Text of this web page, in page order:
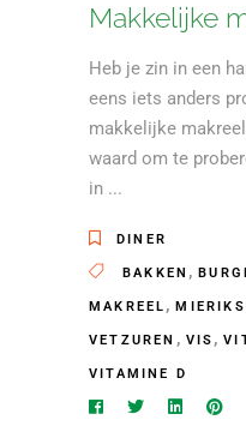
Makkelijke
Heb je zin in een
eens iets anders
makkelijke
waard om te
in
DINER
BAKKEN ,
MAKREEL ,
VETZUREN , VIS ,
VITAMINE D